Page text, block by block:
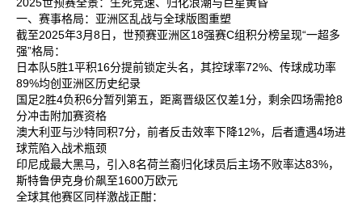
一、赛事格局：亚洲区乱战与全球版图重塑
截至2025年3月8日，世预赛亚洲区18强赛C组积分榜呈现“一超多
强”格局：
日本队‌5胜1平积16分提前锁定头名，其控球率72%、传球成功率
89%均创亚洲区历史纪录‌
国足‌2胜4负积6分暂列第五，距离晋级区仅差1分，剩余四场需抢8
分冲击附加赛资格‌
澳大利亚‌与‌沙特‌同积7分，前者反击效率下降12%，后者遭遇4场进
球荒陷入战术瓶颈‌
印尼‌成最大黑马，引入8名荷兰裔归化球员后主场不败率达83%，
斯特鲁伊克身价飙至1600万欧元‌
全球其他赛区同样激战正酣：